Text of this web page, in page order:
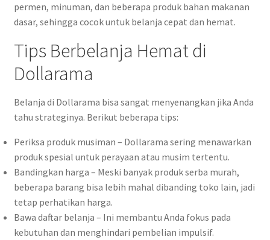
permen, minuman, dan beberapa produk bahan makanan
dasar, sehingga cocok untuk belanja cepat dan hemat.
Tips Berbelanja Hemat di
Dollarama
Belanja di Dollarama bisa sangat menyenangkan jika Anda
tahu strateginya. Berikut beberapa tips:
Periksa produk musiman – Dollarama sering menawarkan
produk spesial untuk perayaan atau musim tertentu.
Bandingkan harga – Meski banyak produk serba murah,
beberapa barang bisa lebih mahal dibanding toko lain, jadi
tetap perhatikan harga.
Bawa daftar belanja – Ini membantu Anda fokus pada
kebutuhan dan menghindari pembelian impulsif.